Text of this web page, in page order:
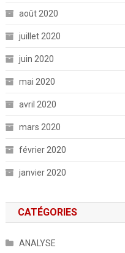
août 2020
juillet 2020
juin 2020
mai 2020
avril 2020
mars 2020
février 2020
janvier 2020
CATÉGORIES
ANALYSE